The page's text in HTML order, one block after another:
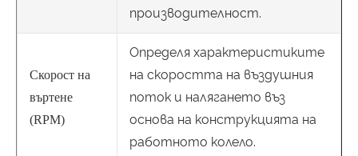
производителност.
Скорост на
въртене
(RPM)
Определя характеристиките
на скоростта на въздушния
поток и налягането въз
основа на конструкцията на
работното колело.